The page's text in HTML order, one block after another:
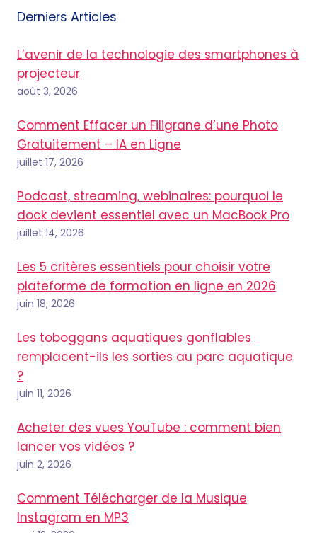
Derniers Articles
L’avenir de la technologie des smartphones à
projecteur
août 3, 2026
Comment Effacer un Filigrane d’une Photo
Gratuitement – IA en Ligne
juillet 17, 2026
Podcast, streaming, webinaires: pourquoi le
dock devient essentiel avec un MacBook Pro
juillet 14, 2026
Les 5 critères essentiels pour choisir votre
plateforme de formation en ligne en 2026
juin 18, 2026
Les toboggans aquatiques gonflables
remplacent-ils les sorties au parc aquatique
?
juin 11, 2026
Acheter des vues YouTube : comment bien
lancer vos vidéos ?
juin 2, 2026
Comment Télécharger de la Musique
Instagram en MP3